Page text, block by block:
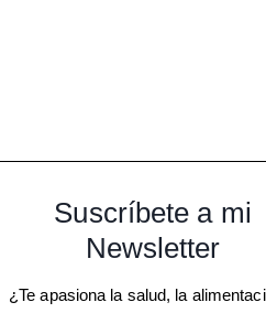
Suscríbete a mi
Newsletter
¿Te apasiona la salud, la